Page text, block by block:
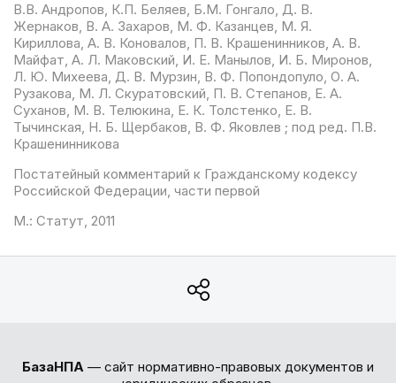
В.В. Андропов, К.П. Беляев, Б.М. Гонгало, Д. В.
Жернаков, В. А. Захаров, М. Ф. Казанцев, М. Я.
Кириллова, А. В. Коновалов, П. В. Крашенинников, А. В.
Майфат, А. Л. Маковский, И. Е. Манылов, И. Б. Миронов,
Л. Ю. Михеева, Д. В. Мурзин, В. Ф. Попондопуло, О. А.
Рузакова, М. Л. Скуратовский, П. В. Степанов, Е. А.
Суханов, М. В. Телюкина, Е. К. Толстенко, Е. В.
Тычинская, Н. Б. Щербаков, В. Ф. Яковлев ; под ред. П.В.
Крашенинникова
Постатейный комментарий к Гражданскому кодексу
Российской Федерации, части первой
М.: Статут, 2011
БазаНПА — сайт нормативно-правовых документов и